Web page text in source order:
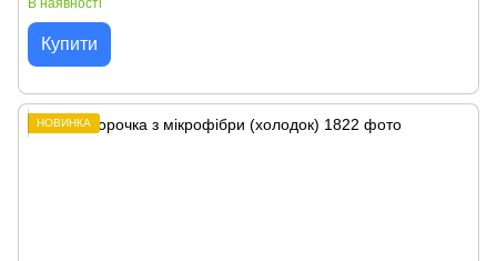
В наявності
Купити
НОВИНКА